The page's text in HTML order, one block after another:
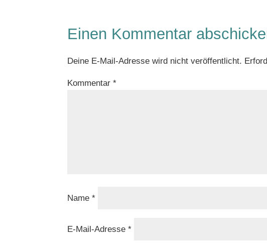
Einen Kommentar
Deine E-Mail-Adresse wird nicht veröffentlicht.
Kommentar*
Name*
E-Mail-Adresse*